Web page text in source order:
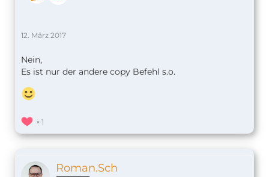
12. März 2017
Nein,
Es ist nur der andere copy Befehl s.o.
1
Roman.Sch